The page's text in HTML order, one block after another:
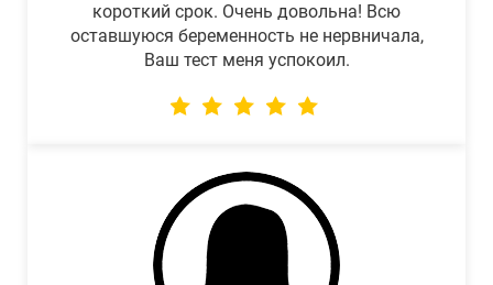
короткий срок. Очень довольна! Всю
оставшуюся беременность не нервничала,
Ваш тест меня успокоил.